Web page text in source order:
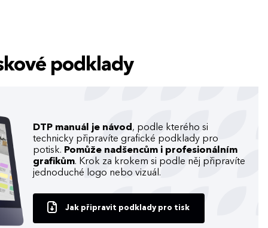
podklady
DTP manuál je návod , podle kterého si
technicky připravíte grafické podklady pro
potisk. Pomůže nadšencům i profesionálním
grafikům. Krok za krokem si podle něj připravíte
jednoduché logo nebo vizuál.
Jak připravit podklady pro tisk